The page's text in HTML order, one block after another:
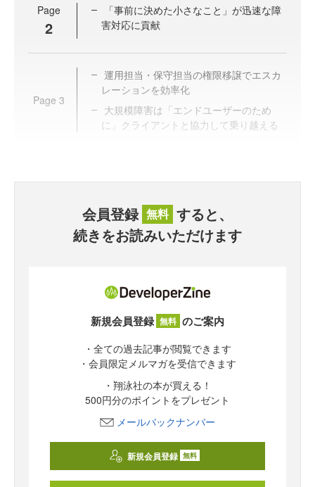
Page
2
「事前に決めた小さなこと」が迅速な障
害対応に貢献
Page 3
運用担当・保守担当の権限移譲でエスカ
レーションを効率化
大規模障害は「エンドユーザーのため
に」クライアントと協力して乗り越える
会員登録 無料 すると、
続きをお読みいただけます
新規会員登録 無料 のご案内
・全ての過去記事が閲覧できます
・会員限定メルマガを受信できます
・翔泳社の本が買える！
500円分のポイントをプレゼント
メールバックナンバー
新規会員登録 無料